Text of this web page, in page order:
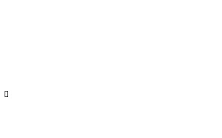
